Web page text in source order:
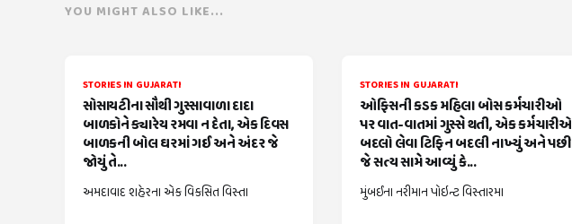
YOU MIGHT ALSO LIKE...
STORIES IN GUJARATI
સોસાયટીના સૌથી ગુસ્સાવાળા દાદા
બાળકોને ક્યારેય રમવા ન દેતા, એક દિવસ
બાળકની બોલ ઘરમાં ગઈ અને અંદર જે
જોયું તે...
અમદાવાદ શહેરના એક વિકસિત વિસ્તા
STORIES IN GUJARATI
ઓફિસની કડક મહિલા બોસ કર્મચારીઓ
પર વાત-વાતમાં ગુસ્સે થતી, એક કર્મચારીએ
બદલો લેવા ટિફિન બદલી નાખ્યું અને પછી
જે સત્ય સામે આવ્યું કે...
મુંબઈના નરીમાન પોઇન્ટ વિસ્તારમા